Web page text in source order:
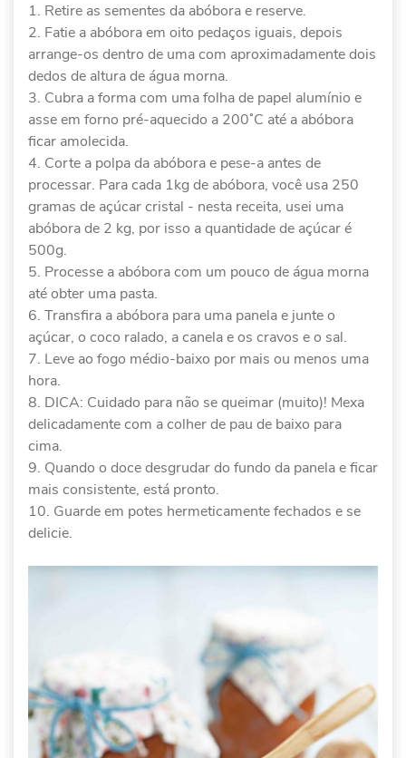
Retire as sementes da abóbora e reserve.
Fatie a abóbora em oito pedaços iguais, depois
arrange-os dentro de uma com aproximadamente dois
dedos de altura de água morna.
Cubra a forma com uma folha de papel alumínio e
asse em forno pré-aquecido a 200˚C até a abóbora
ficar amolecida.
Corte a polpa da abóbora e pese-a antes de
processar. Para cada 1kg de abóbora, você usa 250
gramas de açúcar cristal - nesta receita, usei uma
abóbora de 2 kg, por isso a quantidade de açúcar é
500g.
Processe a abóbora com um pouco de água morna
até obter uma pasta.
Transfira a abóbora para uma panela e junte o
açúcar, o coco ralado, a canela e os cravos e o sal.
Leve ao fogo médio-baixo por mais ou menos uma
hora.
DICA: Cuidado para não se queimar (muito)! Mexa
delicadamente com a colher de pau de baixo para
cima.
Quando o doce desgrudar do fundo da panela e ficar
mais consistente, está pronto.
Guarde em potes hermeticamente fechados e se
delicie.